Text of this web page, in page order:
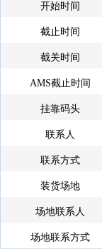
开始时间
截止时间
截关时间
AMS截止时间
挂靠码头
联系人
联系方式
装货场地
场地联系人
场地联系方式